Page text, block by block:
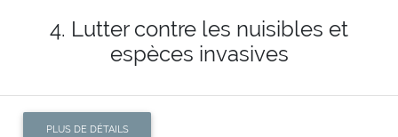
4. Lutter contre les nuisibles et
espèces invasives
PLUS DE DÉTAILS